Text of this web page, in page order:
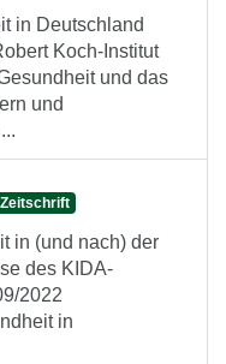
in Deutschland
Koch-Institut
und das
und
in (und nach) der
des KIDA-
2022
in